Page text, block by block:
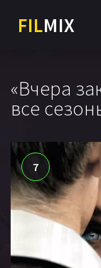
FILMIX
«Вчера
все
7